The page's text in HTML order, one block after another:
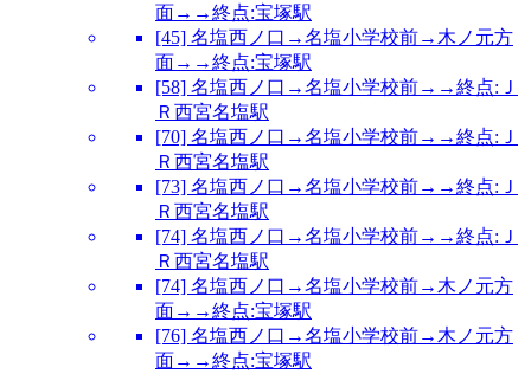
面→→終点:宝塚駅
[45] 名塩西ノ口→名塩小学校前→木ノ元方
面→→終点:宝塚駅
[58] 名塩西ノ口→名塩小学校前→→終点:Ｊ
Ｒ西宮名塩駅
[70] 名塩西ノ口→名塩小学校前→→終点:Ｊ
Ｒ西宮名塩駅
[73] 名塩西ノ口→名塩小学校前→→終点:Ｊ
Ｒ西宮名塩駅
[74] 名塩西ノ口→名塩小学校前→→終点:Ｊ
Ｒ西宮名塩駅
[74] 名塩西ノ口→名塩小学校前→木ノ元方
面→→終点:宝塚駅
[76] 名塩西ノ口→名塩小学校前→木ノ元方
面→→終点:宝塚駅